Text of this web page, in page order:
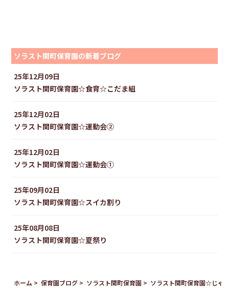
ソラスト関町保育園の新着ブログ
25年12月09日
ソラスト関町保育園☆食育☆こだま組
25年12月02日
ソラスト関町保育園☆運動会②
25年12月02日
ソラスト関町保育園☆運動会①
25年09月02日
ソラスト関町保育園☆スイカ割り
25年08月08日
ソラスト関町保育園☆夏祭り
ホーム 保育園ブログ ソラスト関町保育園 ソラスト関町保育園☆じゃ